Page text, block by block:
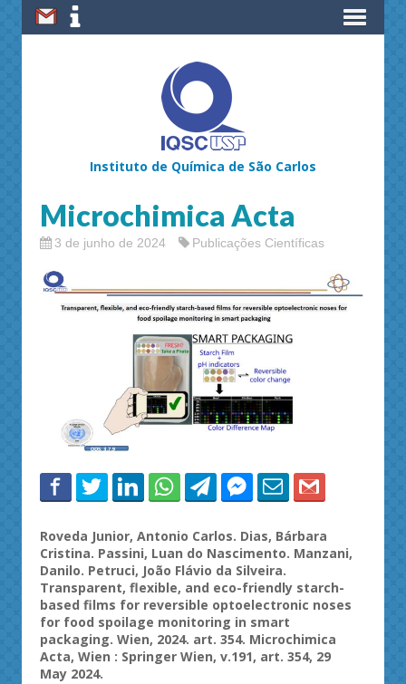
Instituto de Química de São Carlos
Microchimica Acta
3 de junho de 2024 Publicações Científicas
Roveda Junior, Antonio Carlos. Dias, Bárbara
Cristina. Passini, Luan do Nascimento. Manzani,
Danilo. Petruci, João Flávio da Silveira.
Transparent, flexible, and eco-friendly starch-
based films for reversible optoelectronic noses
for food spoilage monitoring in smart
packaging. Wien, 2024. art. 354. Microchimica
Acta, Wien : Springer Wien, v.191, art. 354, 29
May 2024.